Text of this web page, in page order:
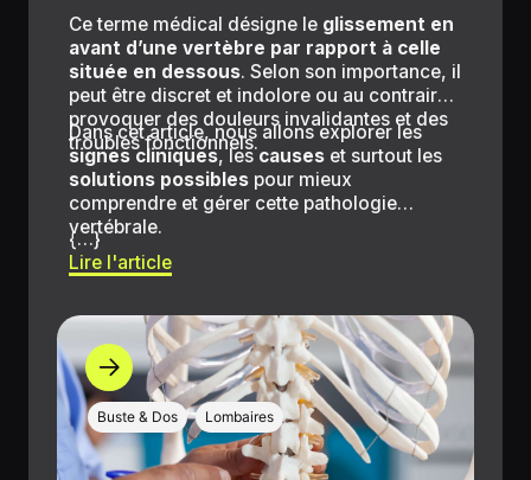
Ce terme médical désigne le glissement en
avant d’une vertèbre par rapport à celle
située en dessous. Selon son importance, il
peut être discret et indolore ou au contraire
provoquer des douleurs invalidantes et des
troubles fonctionnels.
Dans cet article, nous allons explorer les
signes cliniques, lescauses et surtout les
solutions possibles pour mieux
comprendre et gérer cette pathologie
vertébrale.
{…}
Lire l'article
Buste & Dos Lombaires